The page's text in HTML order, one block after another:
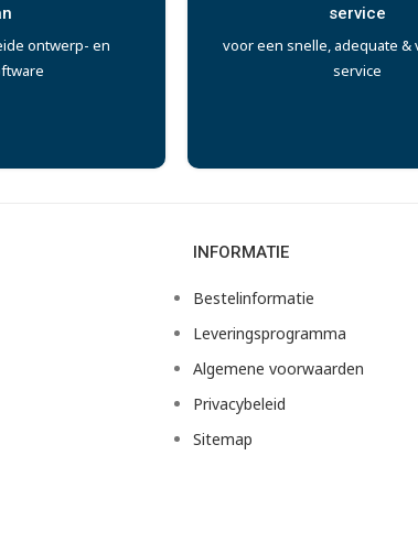
ontwerp- en
service
voor een snelle, adequate &
service
INFORMATIE
Bestelinformatie
Leveringsprogramma
Algemene voorwaarden
Privacybeleid
Sitemap